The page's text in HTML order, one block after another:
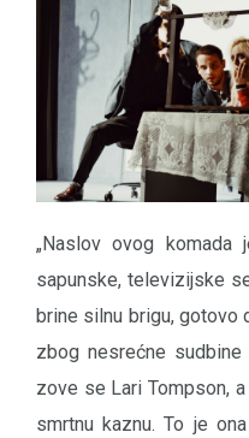
„Naslov ovog komada
sapunske, televizijske
brine silnu brigu, gotovo
zbog nesrećne
zove se Lari Tompson,
smrtnu kaznu. To je